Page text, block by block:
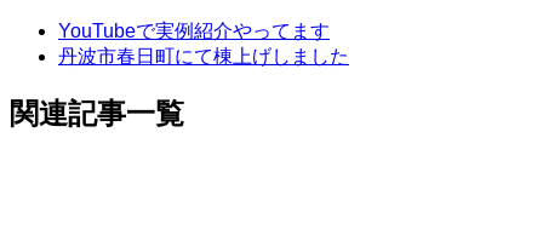
YouTubeで実例紹介やってます
丹波市春日町にて棟上げしました
関連記事一覧